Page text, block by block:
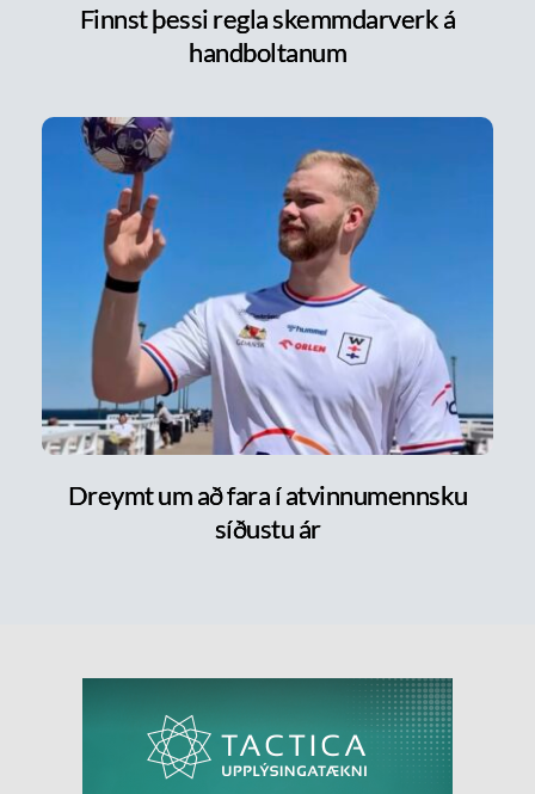
Finnst þessi regla skemmdarverk á
handboltanum
Dreymt um að fara í atvinnumennsku
síðustu ár